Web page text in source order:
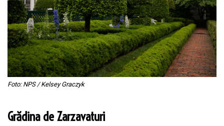
Foto: NPS / Kelsey Graczyk
Grădina de Zarzavaturi